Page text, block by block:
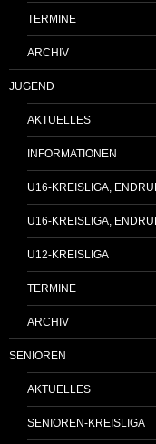
TERMINE
ARCHIV
JUGEND
AKTUELLES
INFORMATIONEN
U16-KREISLIGA,
U16-KREISLIGA,
U12-KREISLIGA
TERMINE
ARCHIV
SENIOREN
AKTUELLES
SENIOREN-KREISLIGA